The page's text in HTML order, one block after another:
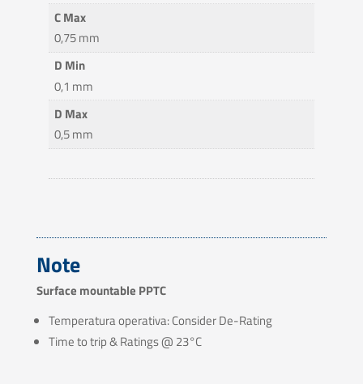
C Max
0,75 mm
D Min
0,1 mm
D Max
0,5 mm
Note
Surface mountable PPTC
Temperatura operativa: Consider De-Rating
Time to trip & Ratings @ 23°C